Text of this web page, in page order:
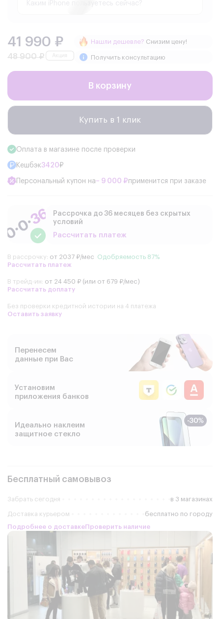
41 990 ₽
48 900 ₽
Нашли дешевле? Снизим цену!
Получить консультацию
В корзину
Купить в 1 клик
Оплата в магазине после проверки
Кешбэк3420₽
Персональный купон на− 9 000 ₽применится при заказе
Рассрочка до 36 месяцев без скрытых
условий
Рассчитать платеж
В рассрочку: от 2037 ₽/мес Одобряемость 87%
Рассчитать платеж
В трейд-ин: от 24 450 ₽ (или от 679 ₽/мес)
Рассчитать доплату
Без проверки кредитной истории на 4 платежа
Оставить заявку
Перенесем
данные при Вас
Установим
приложения банков
Идеально наклеим
защитное стекло
Бесплатный самовывоз
Забрать сегодня в 3 магазинах
Доставка курьером
бесплатно по городу
Подробнее о доставкеПроверить наличие